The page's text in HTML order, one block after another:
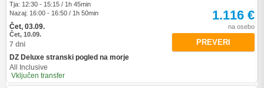
Tja: 12:30 - 15:15 / 1h 45min
Nazaj: 16:00 - 16:50 / 1h 50min
Čet, 03.09.
Čet, 10.09.
7 dni
DZ Deluxe stranski pogled na morje
All Inclusive
Vključen transfer
1.116 €
na osebo
PREVERI